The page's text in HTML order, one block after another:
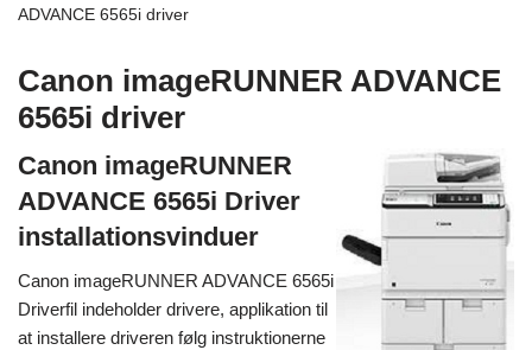
ADVANCE 6565i driver
Canon imageRUNNER ADVANCE
6565i driver
Canon imageRUNNER
ADVANCE 6565i Driver
installationsvinduer
Canon imageRUNNER ADVANCE 6565i
Driverfil indeholder drivere, applikation til
at installere driveren følg instruktionerne